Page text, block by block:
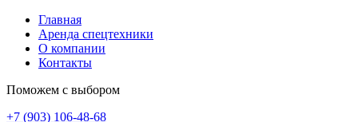
Главная
Аренда спецтехники
О компании
Контакты
Поможем с выбором
+7 (903) 106-48-68